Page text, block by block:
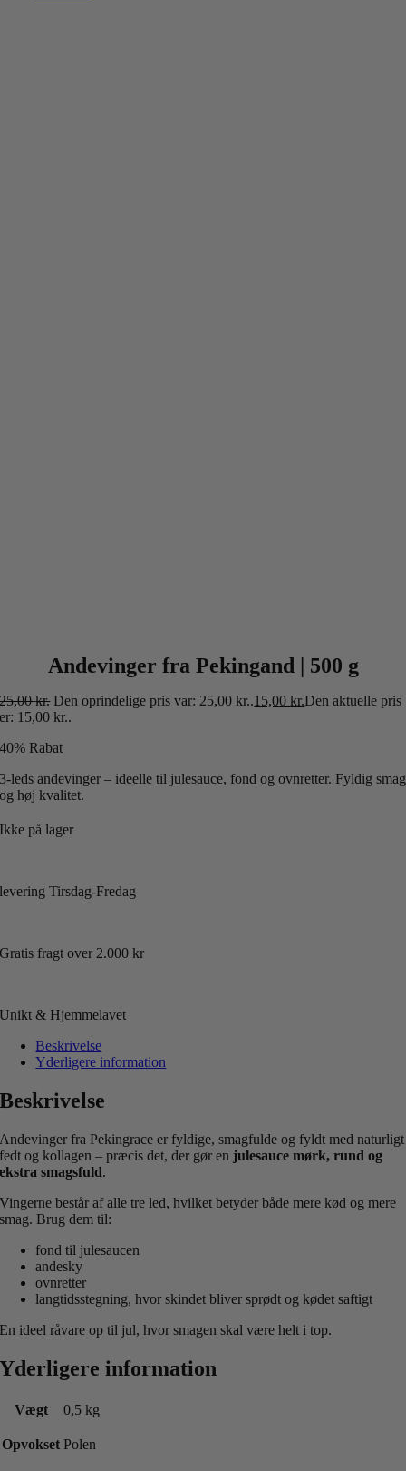
Andevinger fra Pekingand | 500 g
25,00kr. Den oprindelige pris var: 25,00 kr..15,00kr.Den aktuelle pris
er: 15,00 kr..
40% Rabat
3-leds andevinger – ideelle til julesauce, fond og ovnretter. Fyldig smag
og høj kvalitet.
Ikke på lager
levering Tirsdag-Fredag
Gratis fragt over 2.000 kr
Unikt & Hjemmelavet
Beskrivelse
Yderligere information
Beskrivelse
Andevinger fra Pekingrace er fyldige, smagfulde og fyldt med naturligt
fedt og kollagen – præcis det, der gør en julesauce mørk, rund og
ekstra smagsfuld.
Vingerne består af alle tre led, hvilket betyder både mere kød og mere
smag. Brug dem til:
fond til julesaucen
andesky
ovnretter
langtidsstegning, hvor skindet bliver sprødt og kødet saftigt
En ideel råvare op til jul, hvor smagen skal være helt i top.
Yderligere information
Vægt 0,5 kg
Opvokset Polen